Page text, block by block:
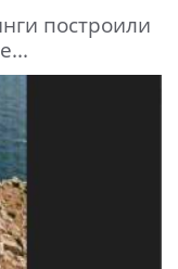
построили